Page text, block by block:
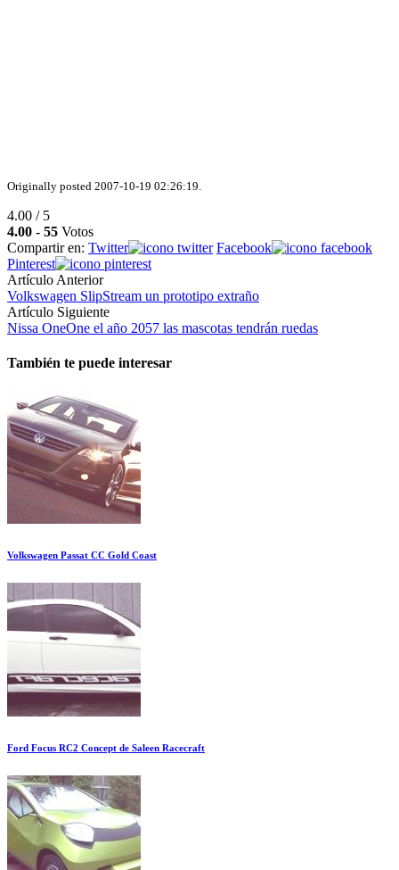
Originally posted 2007-10-19 02:26:19.
4.00 / 5
4.00 - 55 Votos
Compartir en: Twitter
Facebook
Pinterest
Artículo Anterior
Volkswagen SlipStream un prototipo extraño
Artículo Siguiente
Nissa OneOne el año 2057 las mascotas tendrán ruedas
También te puede interesar
Volkswagen Passat CC Gold Coast
Ford Focus RC2 Concept de Saleen Racecraft